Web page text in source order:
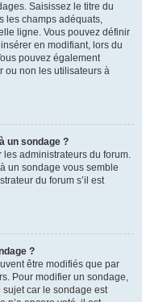
Saisissez le titre du
les champs adéquats,
ligne. Vous pouvez définir
en modifiant, lors du
pouvez également
ou non les utilisateurs à
un sondage ?
les administrateurs du forum.
un sondage vous semble
du forum s’il est
?
être modifiés que par
Pour modifier un sondage,
car le sondage est